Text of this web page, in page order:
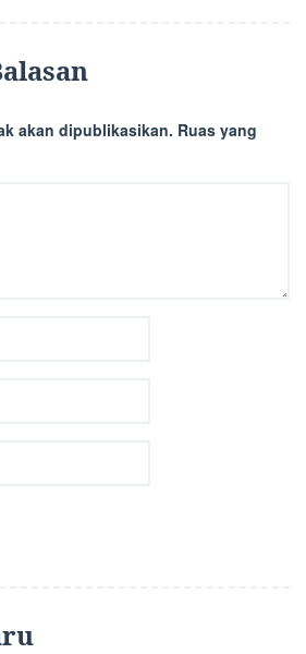
akan dipublikasikan. Ruas yang